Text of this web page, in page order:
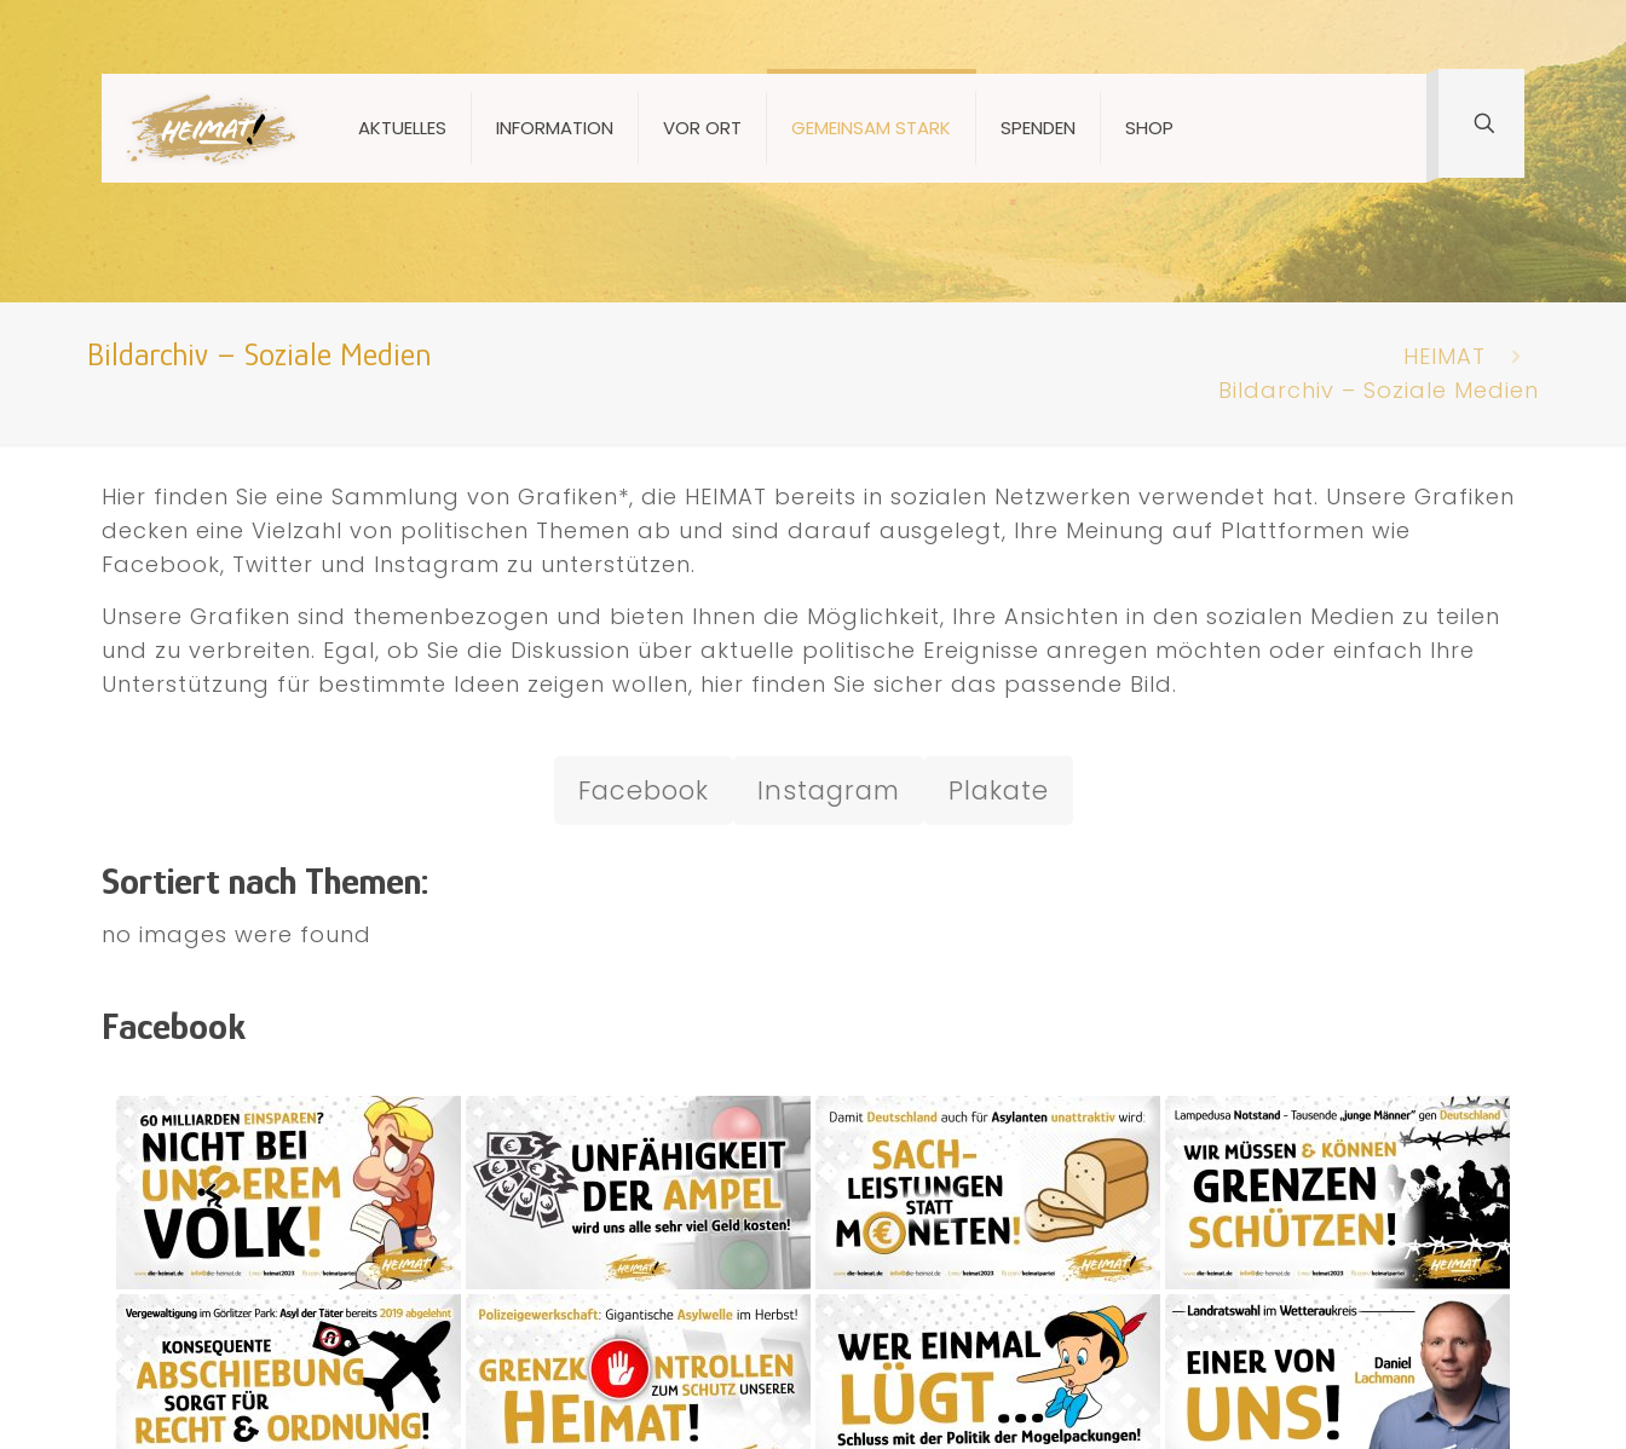
AKTUELLES INFORMATION VOR ORT GEMEINSAM STARK SPENDEN SHOP
Bildarchiv – Soziale Medien
HEIMAT
Bildarchiv – Soziale Medien
Hier finden Sie eine Sammlung von Grafiken*, die HEIMAT bereits in sozialen Netzwerken verwendet hat. Unsere Grafiken
decken eine Vielzahl von politischen Themen ab und sind darauf ausgelegt, Ihre Meinung auf Plattformen wie
Facebook, Twitter und Instagram zu unterstützen.
Unsere Grafiken sind themenbezogen und bieten Ihnen die Möglichkeit, Ihre Ansichten in den sozialen Medien zu teilen
und zu verbreiten. Egal, ob Sie die Diskussion über aktuelle politische Ereignisse anregen möchten oder einfach Ihre
Unterstützung für bestimmte Ideen zeigen wollen, hier finden Sie sicher das passende Bild.
Facebook Instagram Plakate
Sortiert nach Themen:
no images were found
Facebook